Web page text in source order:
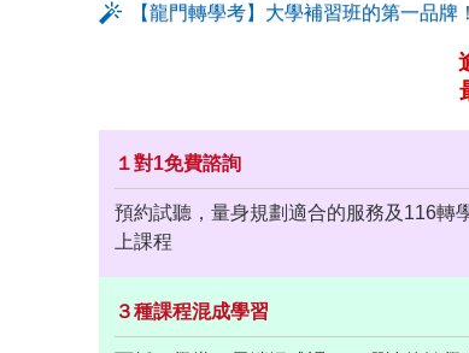
【龍門轉學考】大學補習班的第一品牌！
１對1免費諮詢
預約試聽，量身規劃適合的服務及116轉
上課程
３種課程混成學習